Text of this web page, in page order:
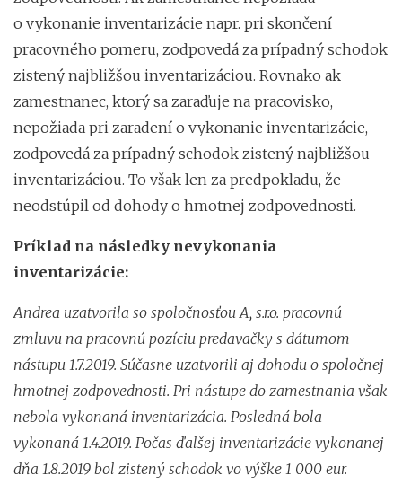
o vykonanie inventarizácie napr. pri skončení
pracovného pomeru, zodpovedá za prípadný schodok
zistený najbližšou inventarizáciou. Rovnako ak
zamestnanec, ktorý sa zaraďuje na pracovisko,
nepožiada pri zaradení o vykonanie inventarizácie,
zodpovedá za prípadný schodok zistený najbližšou
inventarizáciou. To však len za predpokladu, že
neodstúpil od dohody o hmotnej zodpovednosti.
Príklad na následky nevykonania
inventarizácie:
Andrea uzatvorila so spoločnosťou A, s.r.o. pracovnú
zmluvu na pracovnú pozíciu predavačky s dátumom
nástupu 1.7.2019. Súčasne uzatvorili aj dohodu o spoločnej
hmotnej zodpovednosti. Pri nástupe do zamestnania však
nebola vykonaná inventarizácia. Posledná bola
vykonaná 1.4.2019. Počas ďalšej inventarizácie vykonanej
dňa 1.8.2019 bol zistený schodok vo výške 1 000 eur.